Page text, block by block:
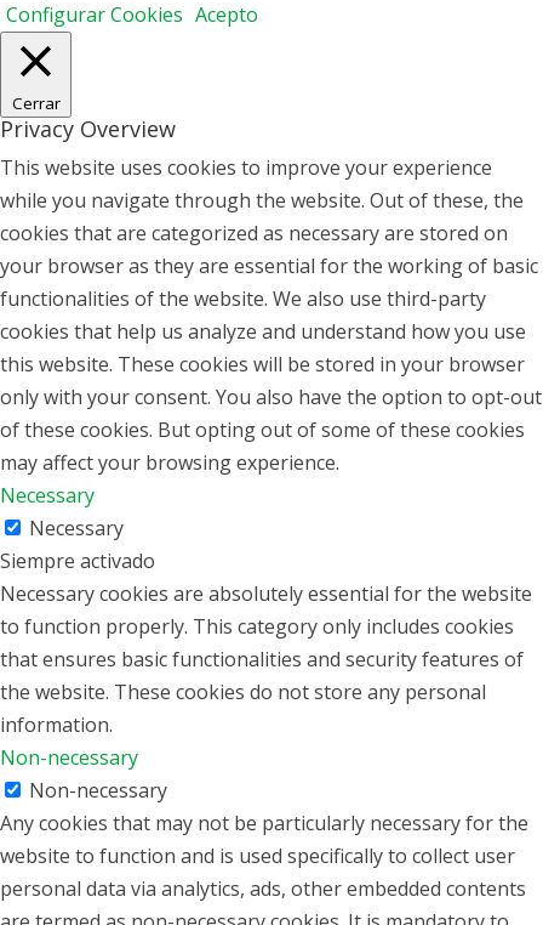
Configurar Cookies Acepto
Cerrar
Privacy Overview
This website uses cookies to improve your experience
while you navigate through the website. Out of these, the
cookies that are categorized as necessary are stored on
your browser as they are essential for the working of basic
functionalities of the website. We also use third-party
cookies that help us analyze and understand how you use
this website. These cookies will be stored in your browser
only with your consent. You also have the option to opt-out
of these cookies. But opting out of some of these cookies
may affect your browsing experience.
Necessary
Necessary
Siempre activado
Necessary cookies are absolutely essential for the website
to function properly. This category only includes cookies
that ensures basic functionalities and security features of
the website. These cookies do not store any personal
information.
Non-necessary
Non-necessary
Any cookies that may not be particularly necessary for the
website to function and is used specifically to collect user
personal data via analytics, ads, other embedded contents